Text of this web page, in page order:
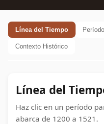
Línea del Tiempo
Contexto Histórico
Línea del
Haz clic en un período
abarca de 1200 a 1521 .